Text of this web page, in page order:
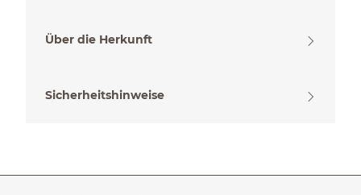
Über die Herkunft
Sicherheitshinweise